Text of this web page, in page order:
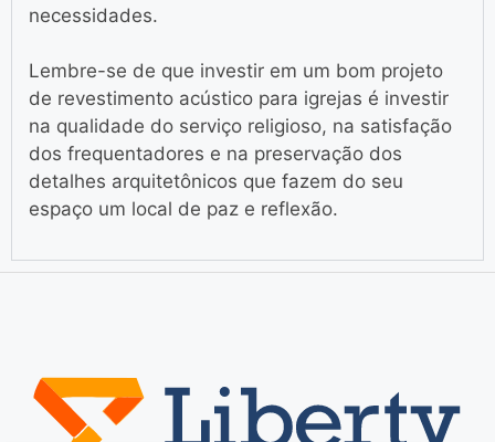
necessidades.
Lembre-se de que investir em um bom projeto
de revestimento acústico para igrejas é investir
na qualidade do serviço religioso, na satisfação
dos frequentadores e na preservação dos
detalhes arquitetônicos que fazem do seu
espaço um local de paz e reflexão.